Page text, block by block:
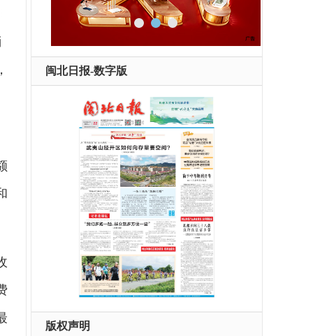
闽北日报-数字版
版权声明